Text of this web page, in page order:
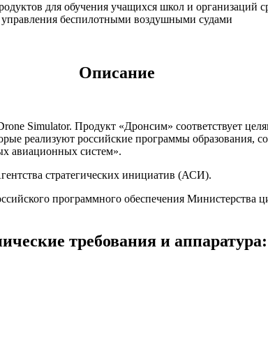
для обучения учащихся школ и организаций
управления беспилотными воздушными судами
Описание
Simulator. Продукт «Дронсим» соответствует
реализуют российские программы образования,
авиационных систем».
стратегических инициатив (АСИ).
программного обеспечения Министерства
требования и аппаратура: